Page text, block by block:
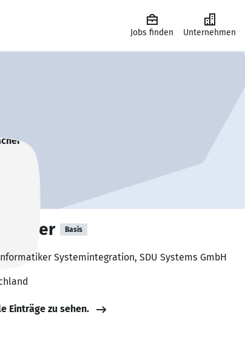
Jobs finden Unternehmen
Basis
Systemintegration, SDU Systems GmbH
Einträge zu sehen.